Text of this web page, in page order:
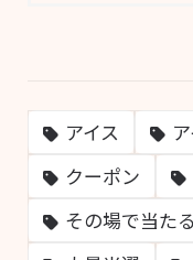
アイス
クーポン
その場で当たる